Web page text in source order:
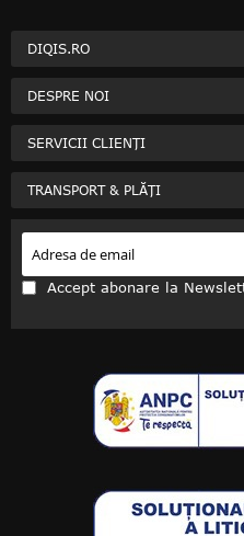
DIQIS.RO
DESPRE NOI
SERVICII CLIENȚI
TRANSPORT & PLĂȚI
Accept abonare la